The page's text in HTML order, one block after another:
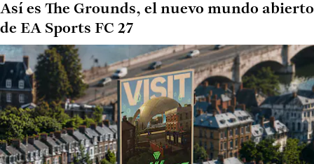
Así es The Grounds, el nuevo mundo abierto
de EA Sports FC 27